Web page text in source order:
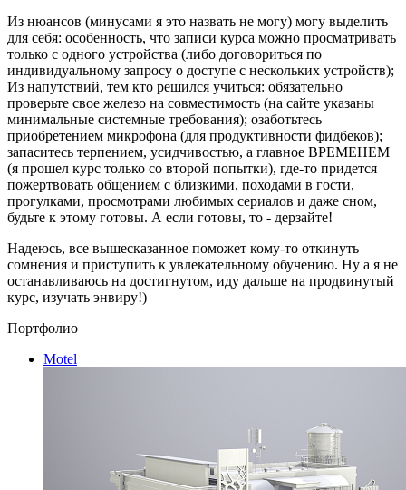
Из нюансов (минусами я это назвать не могу) могу выделить
для себя: особенность, что записи курса можно просматривать
только с одного устройства (либо договориться по
индивидуальному запросу о доступе с нескольких устройств);
Из напутствий, тем кто решился учиться: обязательно
проверьте свое железо на совместимость (на сайте указаны
минимальные системные требования); озаботьтесь
приобретением микрофона (для продуктивности фидбеков);
запаситесь терпением, усидчивостью, а главное ВРЕМЕНЕМ
(я прошел курс только со второй попытки), где-то придется
пожертвовать общением с близкими, походами в гости,
прогулками, просмотрами любимых сериалов и даже сном,
будьте к этому готовы. А если готовы, то - дерзайте!
Надеюсь, все вышесказанное поможет кому-то откинуть
сомнения и приступить к увлекательному обучению. Ну а я не
останавливаюсь на достигнутом, иду дальше на продвинутый
курс, изучать энвиру!)
Портфолио
Motel